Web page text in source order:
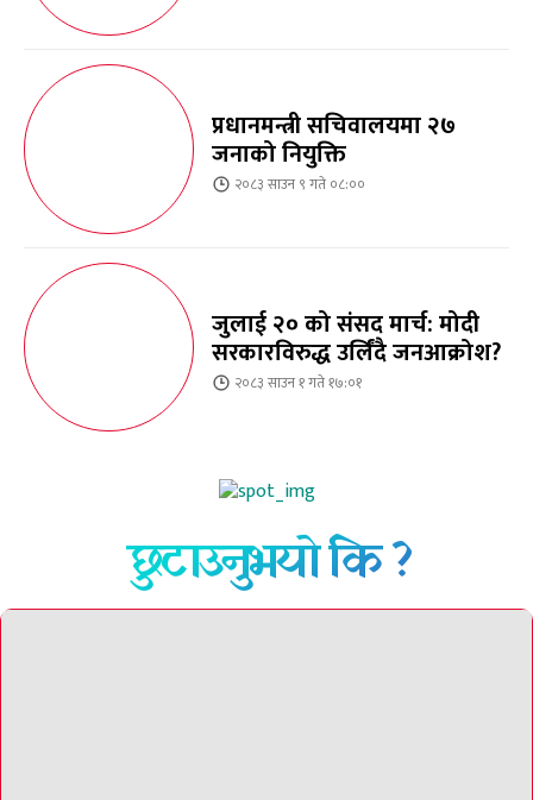
प्रधानमन्त्री सचिवालयमा २७
जनाको नियुक्ति
२०८३ साउन ९ गते ०८:००
जुलाई २० को संसद मार्च: मोदी
सरकारविरुद्ध उर्लिंदै जनआक्रोश?
२०८३ साउन १ गते १७:०१
छुटाउनुभयो कि ?